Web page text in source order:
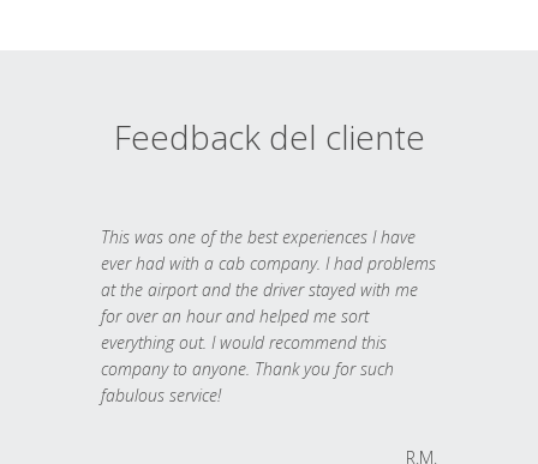
Feedback del cliente
This was one of the best experiences I have
ever had with a cab company. I had problems
at the airport and the driver stayed with me
for over an hour and helped me sort
everything out. I would recommend this
company to anyone. Thank you for such
fabulous service!
R.M.